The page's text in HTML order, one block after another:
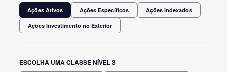
Ações Ativos Ações Específicos Ações Indexados
Ações Investimento no Exterior
ESCOLHA UMA CLASSE NÍVEL 3